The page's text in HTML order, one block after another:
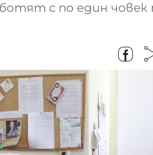
с по един човек